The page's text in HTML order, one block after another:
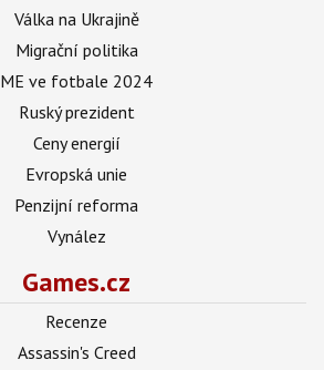
Válka na Ukrajině
Migrační politika
ME ve fotbale 2024
Ruský prezident
Ceny energií
Evropská unie
Penzijní reforma
Vynález
Games.cz
Recenze
Assassin's Creed